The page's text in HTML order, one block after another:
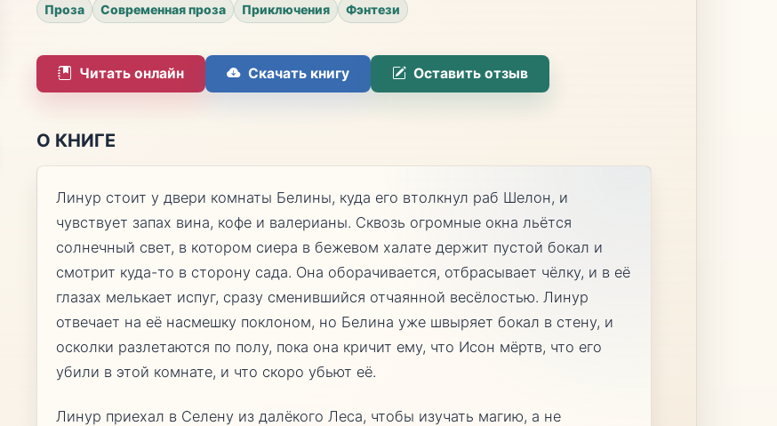
Проза Современная проза Приключения Фэнтези
Читать онлайн Скачать книгу Оставить отзыв
О КНИГЕ
Линур стоит у двери комнаты Белины, куда его втолкнул раб Шелон, и
чувствует запах вина, кофе и валерианы. Сквозь огромные окна льётся
солнечный свет, в котором сиера в бежевом халате держит пустой бокал и
смотрит куда-то в сторону сада. Она оборачивается, отбрасывает чёлку, и в её
глазах мелькает испуг, сразу сменившийся отчаянной весёлостью. Линур
отвечает на её насмешку поклоном, но Белина уже швыряет бокал в стену, и
осколки разлетаются по полу, пока она кричит ему, что Исон мёртв, что его
убили в этой комнате, и что скоро убьют её.
Линур приехал в Селену из далёкого Леса, чтобы изучать магию, а не